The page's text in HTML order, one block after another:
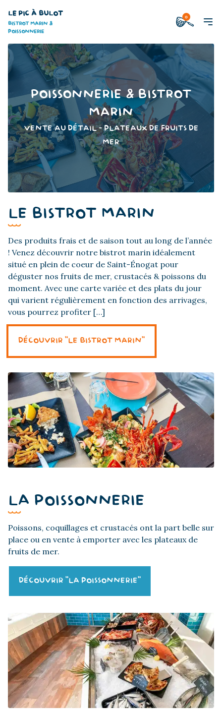
LE PIC À BULOT
BISTROT MARIN &
POISSONNERIE
0
POISSONNERIE & BISTROT
MARIN
VENTE AU DÉTAIL - PLATEAUX DE FRUITS DE
MER
LE BISTROT MARIN
Des produits frais et de saison tout au long de l’année
! Venez découvrir notre bistrot marin idéalement
situé en plein de coeur de Saint-Énogat pour
déguster nos fruits de mer, crustacés & poissons du
moment. Avec une carte variée et des plats du jour
qui varient régulièrement en fonction des arrivages,
vous pourrez profiter […]
DÉCOUVRIR "LE BISTROT MARIN"
LA POISSONNERIE
Poissons, coquillages et crustacés ont la part belle sur
place ou en vente à emporter avec les plateaux de
fruits de mer.
DÉCOUVRIR "LA POISSONNERIE"